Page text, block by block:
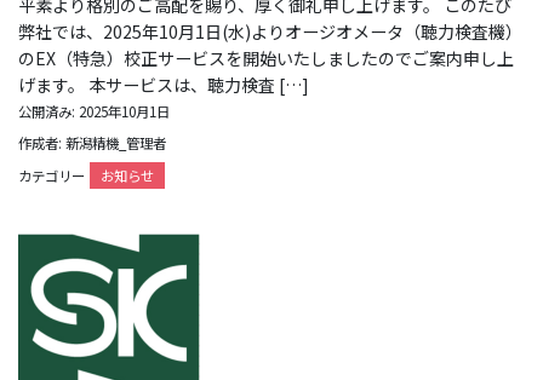
平素より格別のご高配を賜り、厚く御礼申し上げます。 このたび
弊社では、2025年10月1日(水)よりオージオメータ（聴力検査機）
のEX（特急）校正サービスを開始いたしましたのでご案内申し上
げます。 本サービスは、聴力検査 […]
公開済み: 2025年10月1日
作成者: 新潟精機_管理者
カテゴリー
お知らせ